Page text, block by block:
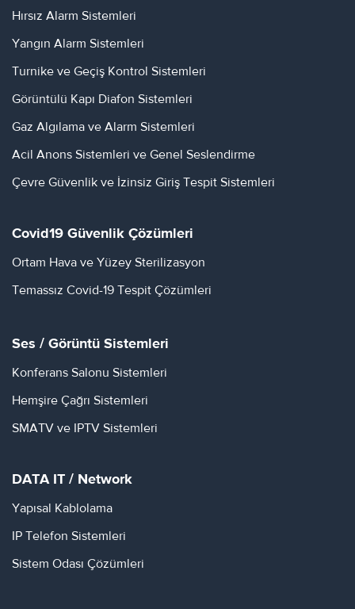
Hırsız Alarm Sistemleri
Yangın Alarm Sistemleri
Turnike ve Geçiş Kontrol Sistemleri
Görüntülü Kapı Diafon Sistemleri
Gaz Algılama ve Alarm Sistemleri
Acil Anons Sistemleri ve Genel Seslendirme
Çevre Güvenlik ve İzinsiz Giriş Tespit Sistemleri
Covid19 Güvenlik Çözümleri
Ortam Hava ve Yüzey Sterilizasyon
Temassız Covid-19 Tespit Çözümleri
Ses / Görüntü Sistemleri
Konferans Salonu Sistemleri
Hemşire Çağrı Sistemleri
SMATV ve IPTV Sistemleri
DATA IT / Network
Yapısal Kablolama
IP Telefon Sistemleri
Sistem Odası Çözümleri